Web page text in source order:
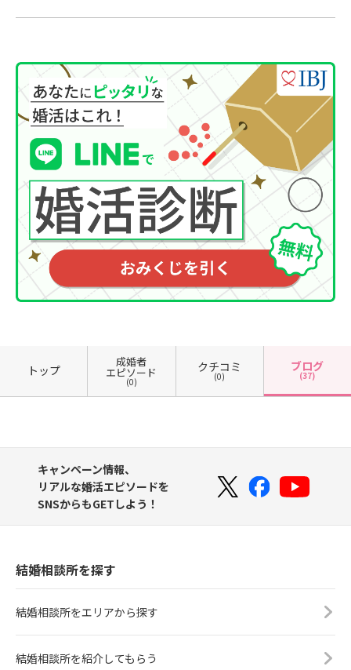
トップ
成婚者
エピソード
(0)
クチコミ
(0)
ブログ
(37)
キャンペーン情報、
リアルな婚活エピソードを
SNSからもGETしよう！
結婚相談所を探す
結婚相談所をエリアから探す
結婚相談所を紹介してもらう